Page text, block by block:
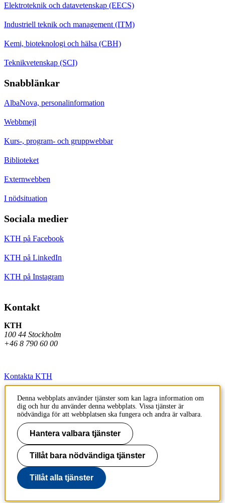
Elektroteknik och datavetenskap (EECS)
Industriell teknik och management (ITM)
Kemi, bioteknologi och hälsa (CBH)
Teknikvetenskap (SCI)
Snabblänkar
AlbaNova, personalinformation
Webbmejl
Kurs-, program- och gruppwebbar
Biblioteket
Externwebben
I nödsituation
Sociala medier
KTH på Facebook
KTH på LinkedIn
KTH på Instagram
Kontakt
KTH
100 44 Stockholm
+46 8 790 60 00
Kontakta KTH
Jobba på KTH
Press och media
Faktura och betalning KTH
Om KTH:s webbplatser
Tillgänglighetsredogörelse
Denna webbplats använder tjänster som kan lagra information om
dig och hur du använder denna webbplats. Vissa tjänster är
nödvändiga för att webbplatsen ska fungera och andra är valbara.
Hantera valbara tjänster
Tillåt bara nödvändiga tjänster
Tillåt alla tjänster